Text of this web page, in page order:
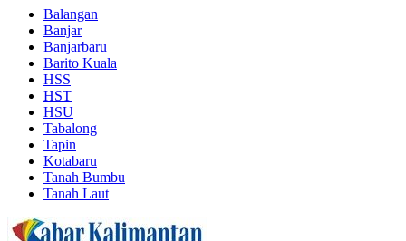
Balangan
Banjar
Banjarbaru
Barito Kuala
HSS
HST
HSU
Tabalong
Tapin
Kotabaru
Tanah Bumbu
Tanah Laut